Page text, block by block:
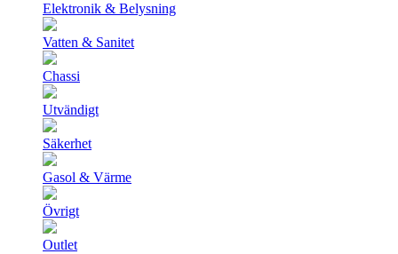
Elektronik & Belysning
Vatten & Sanitet
Chassi
Utvändigt
Säkerhet
Gasol & Värme
Övrigt
Outlet